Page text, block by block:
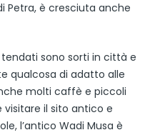
Petra, è cresciuta anche
sono sorti in città e
qualcosa di adatto alle
molti caffè e piccoli
il sito antico e
l’antico Wadi Musa è